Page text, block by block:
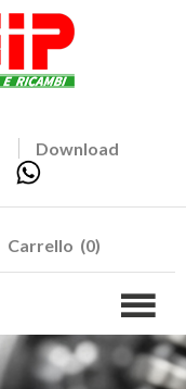
Download
Carrello (0)